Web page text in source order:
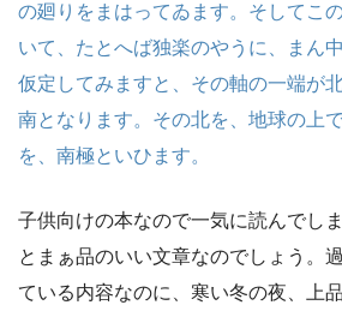
の廻りをまはってゐます。そしてこ
いて、たとへば独楽のやうに、まん
仮定してみますと、その軸の一端が
南となります。その北を、地球の上
を、南極といひます。
子供向けの本なので一気に読んでし
とまぁ品のいい文章なのでしょう。
ている内容なのに、寒い冬の夜、上